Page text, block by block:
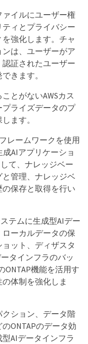
イルにユーザー権
ィとプライバシー
強化します。チャ
は、ユーザーがア
証されたユーザー
きます。
とがないAWSカス
ライズデータのプ
ます。
レームワークを使用
AIアプリケーショ
て、ナレッジベー
管理、ナレッジベ
保存と取得を行い
テムに生成型AIデー
ーカルデータの保
ット、ディザスタ
タインフラのバッ
ONTAP機能を活用す
体制を強化しま
ション、データ階
ONTAPのデータ効
AIデータインフラ